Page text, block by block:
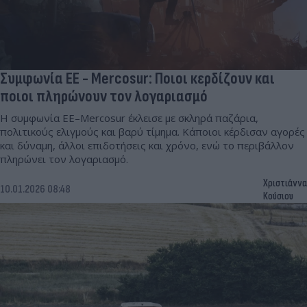
Συμφωνία ΕΕ - Mercosur: Ποιοι κερδίζουν και
ποιοι πληρώνουν τον λογαριασμό
Η συμφωνία ΕΕ–Mercosur έκλεισε με σκληρά παζάρια,
πολιτικούς ελιγμούς και βαρύ τίμημα. Κάποιοι κέρδισαν αγορές
και δύναμη, άλλοι επιδοτήσεις και χρόνο, ενώ το περιβάλλον
πληρώνει τον λογαριασμό.
10.01.2026 08:48
Χριστιάννα
Κούσιου